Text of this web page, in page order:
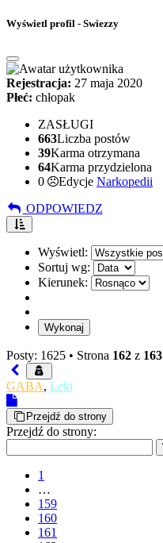
Wyświetl profil - Swiezzy
Rejestracja: 27 maja 2020
Płeć: chłopak
ZASŁUGI
663Liczba postów
39Karma otrzymana
64Karma przydzielona
0
Edycje Narkopedii
ODPOWIEDZ
Wyświetl:
Sortuj wg:
Kierunek:
Posty: 1625 • Strona 162 z 163
GABA, Leki
Przejdź do strony
Przejdź do strony:
1
…
159
160
161